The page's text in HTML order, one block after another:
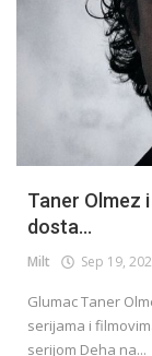
Taner Olmez
dosta...
Milt Sep 19,
Glumac Taner
serijama i
serijom Deha na...